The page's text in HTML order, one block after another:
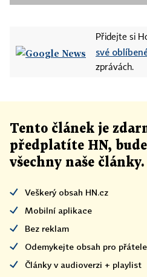
Přidejte si
své
zprávách.
Tento článek je
předplatíte HN,
všechny naše články.
Veškerý obsah HN.cz
Mobilní aplikace
Bez reklam
Odemykejte obsah pro přátele
Články v audioverzi + playlist